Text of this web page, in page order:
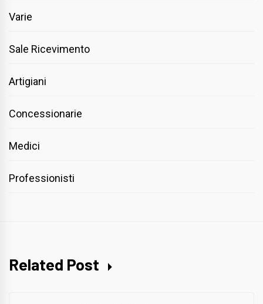
Varie
Sale Ricevimento
Artigiani
Concessionarie
Medici
Professionisti
Related Post